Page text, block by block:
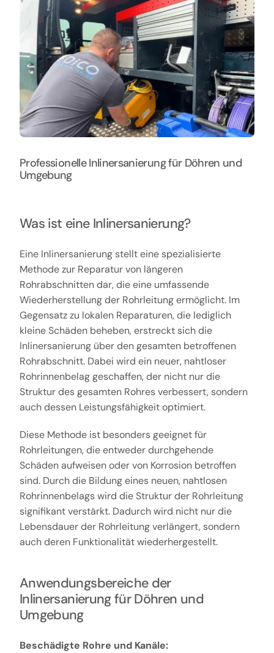
Professionelle Inlinersanierung für Döhren und
Umgebung
Was ist eine Inlinersanierung?
Eine Inlinersanierung stellt eine spezialisierte
Methode zur Reparatur von längeren
Rohrabschnitten dar, die eine umfassende
Wiederherstellung der Rohrleitung ermöglicht. Im
Gegensatz zu lokalen Reparaturen, die lediglich
kleine Schäden beheben, erstreckt sich die
Inlinersanierung über den gesamten betroffenen
Rohrabschnitt. Dabei wird ein neuer, nahtloser
Rohrinnenbelag geschaffen, der nicht nur die
Struktur des gesamten Rohres verbessert, sondern
auch dessen Leistungsfähigkeit optimiert.
Diese Methode ist besonders geeignet für
Rohrleitungen, die entweder durchgehende
Schäden aufweisen oder von Korrosion betroffen
sind. Durch die Bildung eines neuen, nahtlosen
Rohrinnenbelags wird die Struktur der Rohrleitung
signifikant verstärkt. Dadurch wird nicht nur die
Lebensdauer der Rohrleitung verlängert, sondern
auch deren Funktionalität wiederhergestellt.
Anwendungsbereiche der
Inlinersanierung für Döhren und
Umgebung
Beschädigte Rohre und Kanäle: